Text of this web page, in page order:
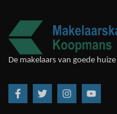
De makelaars van goede huize